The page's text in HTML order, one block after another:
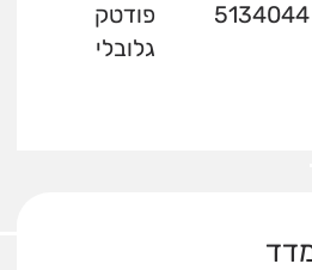
5134044
פודטק
גלובלי